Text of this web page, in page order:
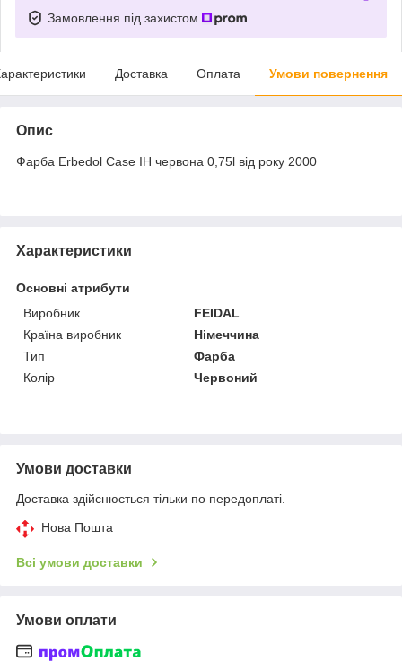
Замовлення під захистом
Доставка Оплата Умови повернення
Опис
Фарба Erbedol Case IH червона 0,75l від року 2000
Характеристики
Основні атрибути
Виробник
FEIDAL
Країна виробник
Німеччина
Тип
Фарба
Колір
Червоний
Умови доставки
Доставка здійснюється тільки по передоплаті.
Нова Пошта
Всі умови доставки
Умови оплати